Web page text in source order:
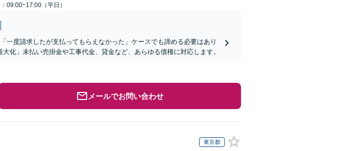
09:00~17:00（平日）
一度請求したが支払ってもらえなかった」ケースでも諦める必要はあり
化」未払い売掛金や工事代金、貸金など、あらゆる債権に対応します。
メールでお問い合わせ
東京都